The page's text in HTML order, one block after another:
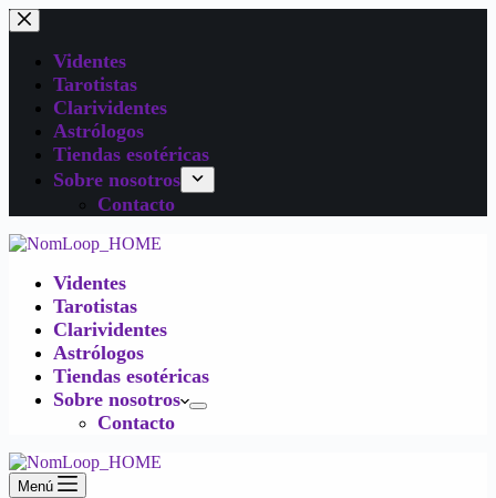
Videntes
Tarotistas
Clarividentes
Astrólogos
Tiendas esotéricas
Sobre nosotros
Contacto
Videntes
Tarotistas
Clarividentes
Astrólogos
Tiendas esotéricas
Sobre nosotros
Contacto
Menú